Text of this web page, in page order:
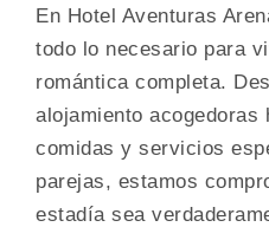
En Hotel Aventuras
todo lo necesario para
romántica completa.
alojamiento acogedoras
comidas y servicios
parejas, estamos
estadía sea